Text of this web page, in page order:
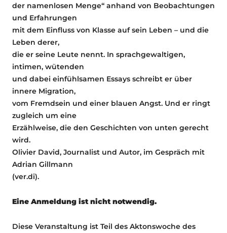
der namenlosen Menge“ anhand von Beobachtungen
und Erfahrungen
mit dem Einfluss von Klasse auf sein Leben – und die
Leben derer,
die er seine Leute nennt. In sprachgewaltigen,
intimen, wütenden
und dabei einfühlsamen Essays schreibt er über
innere Migration,
vom Fremdsein und einer blauen Angst. Und er ringt
zugleich um eine
Erzählweise, die den Geschichten von unten gerecht
wird.
Olivier David, Journalist und Autor, im Gespräch mit
Adrian Gillmann
(ver.di).
Eine Anmeldung ist nicht notwendig.
Diese Veranstaltung ist Teil des Aktonswoche des